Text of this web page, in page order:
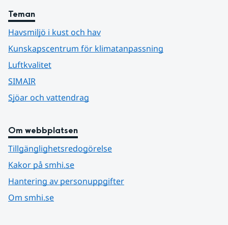
Teman
Havsmiljö i kust och hav
Kunskapscentrum för klimatanpassning
Luftkvalitet
SIMAIR
Sjöar och vattendrag
Om webbplatsen
Tillgänglighetsredogörelse
Kakor på smhi.se
Hantering av personuppgifter
Om smhi.se